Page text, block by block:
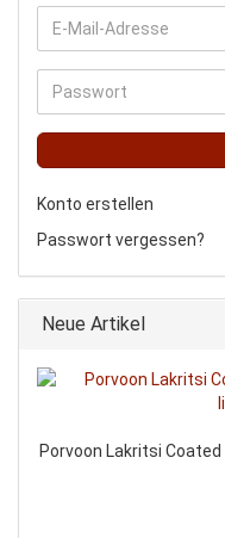
Konto erstellen
Passwort vergessen?
Neue Artikel
Porvoon Lakritsi